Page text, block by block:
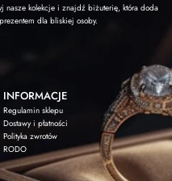
nasze kolekcje i znajdź biżuterię, która doda
dla bliskiej osoby.
INFORMACJE
Regulamin sklepu
Dostawy i płatności
Polityka zwrotów
RODO